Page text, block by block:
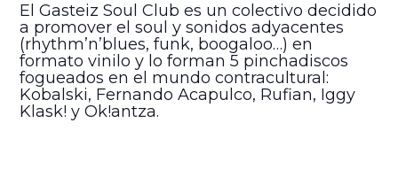
El Gasteiz Soul Club es un colectivo decidido
a promover el soul y sonidos adyacentes
(rhythm’n’blues, funk, boogaloo…) en
formato vinilo y lo forman 5 pinchadiscos
fogueados en el mundo contracultural:
Kobalski, Fernando Acapulco, Rufian, Iggy
Klask! y Ok!antza.